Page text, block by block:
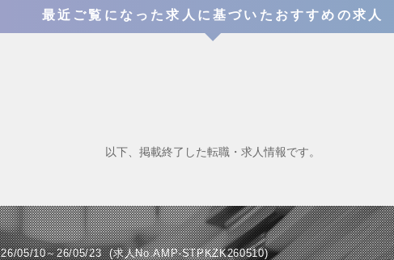
最近ご覧になった求人に基づいたおすすめの求人
以下、掲載終了した転職・求人情報です。
26/05/10～26/05/23 求人No.AMP-STPKZK260510